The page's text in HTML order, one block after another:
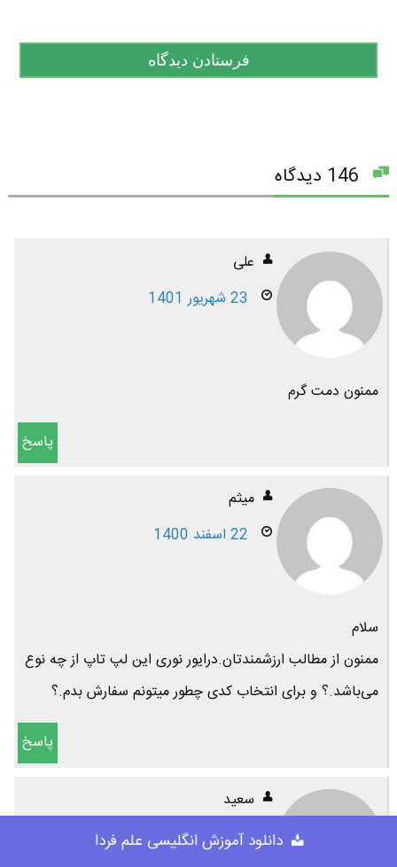
علی
23 شهریور 1401
ممنون دمت گرم
پاسخ
میثم
22 اسفند 1400
سلام
ممنون از مطالب ارزشمندتان.درایور نوری این لپ تاپ از چه نوع
می‌باشد.؟ و برای انتخاب کدی چطور میتونم سفارش بدم.؟
پاسخ
سعید
11 اسفند 1400
دانلود آموزش انگلیسی علم فردا